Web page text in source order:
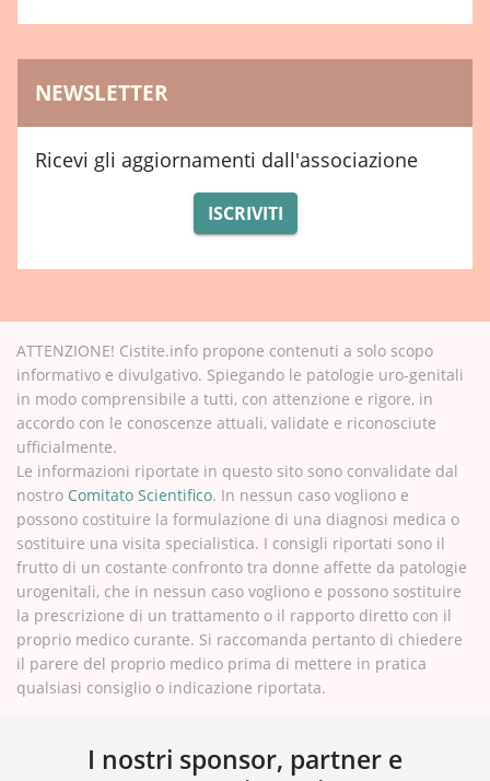
NEWSLETTER
Ricevi gli aggiornamenti dall'associazione
ISCRIVITI
ATTENZIONE! Cistite.info propone contenuti a solo scopo
informativo e divulgativo. Spiegando le patologie uro-genitali
in modo comprensibile a tutti, con attenzione e rigore, in
accordo con le conoscenze attuali, validate e riconosciute
ufficialmente.
Le informazioni riportate in questo sito sono convalidate dal
nostro Comitato Scientifico. In nessun caso vogliono e
possono costituire la formulazione di una diagnosi medica o
sostituire una visita specialistica. I consigli riportati sono il
frutto di un costante confronto tra donne affette da patologie
urogenitali, che in nessun caso vogliono e possono sostituire
la prescrizione di un trattamento o il rapporto diretto con il
proprio medico curante. Si raccomanda pertanto di chiedere
il parere del proprio medico prima di mettere in pratica
qualsiasi consiglio o indicazione riportata.
I nostri sponsor, partner e